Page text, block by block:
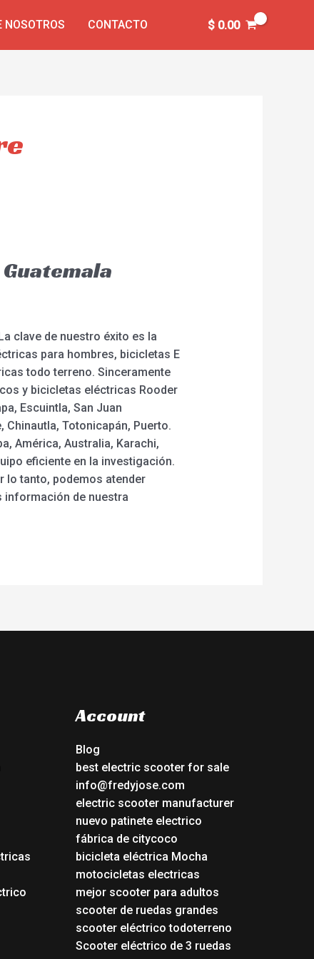
NOSOTROS CONTACTO $0.00
clave de nuestro éxito es la
para hombres, bicicletas E
todo terreno. Sinceramente
y bicicletas eléctricas Rooder
Escuintla, San Juan
Chinautla, Totonicapán, Puerto.
América, Australia, Karachi,
eficiente en la investigación.
lo tanto, podemos atender
información de nuestra
Account
Blog
best electric scooter for sale
info@fredyjose.com
electric scooter manufacturer
nuevo patinete electrico
fábrica de citycoco
bicicleta eléctrica Mocha
motocicletas electricas
mejor scooter para adultos
scooter de ruedas grandes
scooter eléctrico todoterreno
Scooter eléctrico de 3 ruedas